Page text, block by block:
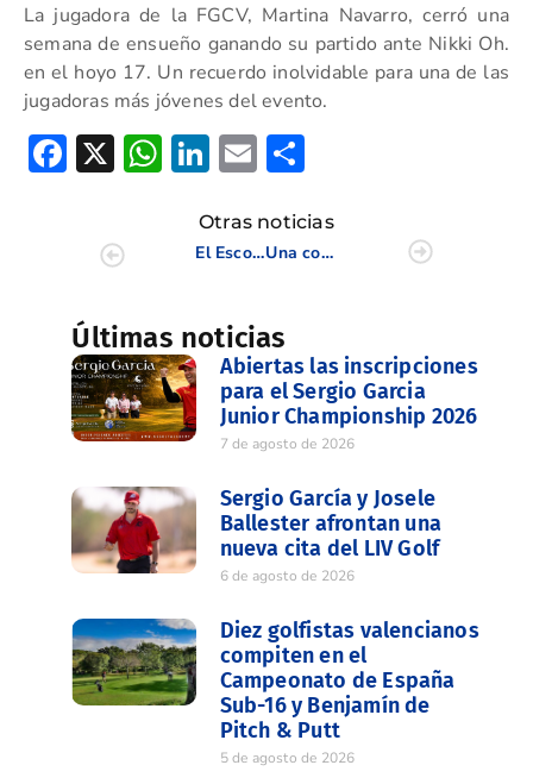
La jugadora de la FGCV, Martina Navarro, cerró una
semana de ensueño ganando su partido ante Nikki Oh.
en el hoyo 17. Un recuerdo inolvidable para una de las
jugadoras más jóvenes del evento.
Facebook
X WhatsApp
LinkedIn
Email
Otras noticias
El Escorpión acoge la jornada de la Liguilla Sénior Masculina Zona VLC/CS
Una constelación de estrellas se citará en La Sella Open
Últimas noticias
Abiertas las inscripciones
para el Sergio Garcia
Junior Championship 2026
7 de agosto de 2026
Sergio García y Josele
Ballester afrontan una
nueva cita del LIV Golf
6 de agosto de 2026
Diez golfistas valencianos
compiten en el
Campeonato de España
Sub-16 y Benjamín de
Pitch & Putt
5 de agosto de 2026